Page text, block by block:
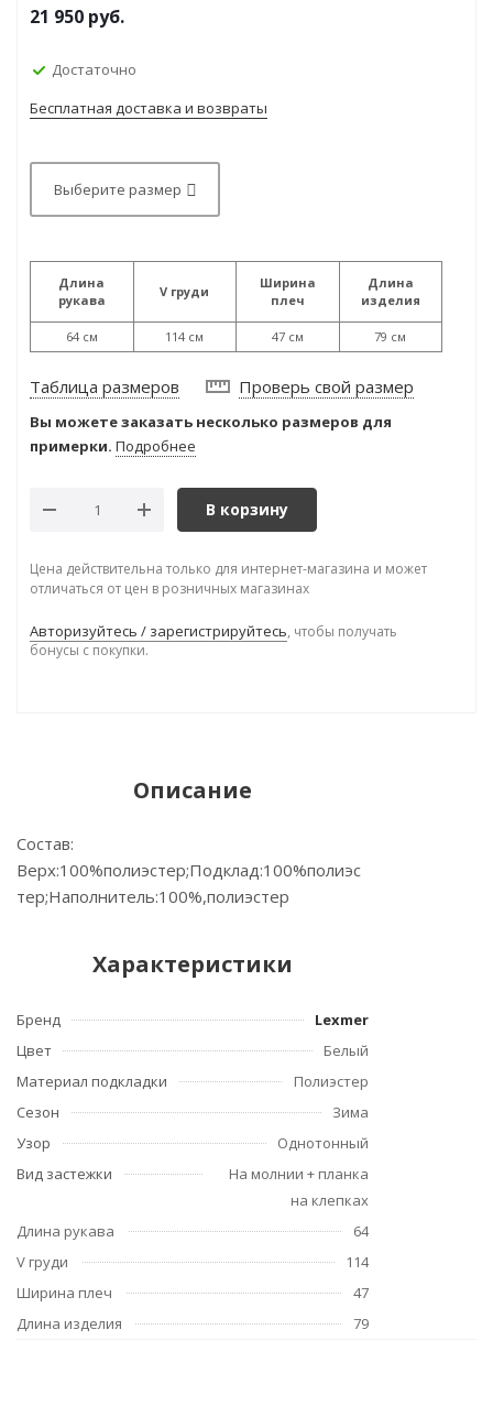
21 950 руб.
Достаточно
Бесплатная доставка и возвраты
Выберите размер
Длина
рукава
64 см
V груди
114 см
Ширина
плеч
47 см
Длина
изделия
79 см
Таблица размеров Проверь свой размер
Вы можете заказать несколько размеров для
примерки. Подробнее
В корзину
Цена действительна только для интернет-магазина и может
отличаться от цен в розничных магазинах
Авторизуйтесь / зарегистрируйтесь, чтобы получать
бонусы с покупки.
Описание
Состав:
Верх:100%полиэстер;Подклад:100%полиэс
тер;Наполнитель:100%,полиэстер
Характеристики
Бренд
Lexmer
Цвет
Белый
Материал подкладки
Полиэстер
Сезон
Зима
Узор
Однотонный
Вид застежки
На молнии + планка
на клепках
Длина рукава
64
V груди
114
Ширина плеч
47
Длина изделия
79